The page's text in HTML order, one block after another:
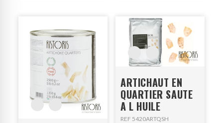
ARTICHAUT EN
QUARTIER SAUTE
A L HUILE
REF 5420ARTQSH